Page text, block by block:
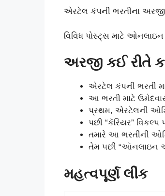
એરટેલ કંપની ભરતીના
વિવિધ પોસ્ટ્સ માટે
અરજી કઈ રીતે
એરટેલ કંપની ભરતી
આ ભરતી માટે
પ્રથમ, એરટેલની
પછી “કૅરિયર” વિકલ્પ
તમારે આ ભરતીની
તેમ પછી “ઑનલાઇન
મહત્વપૂર્ણ લીંક